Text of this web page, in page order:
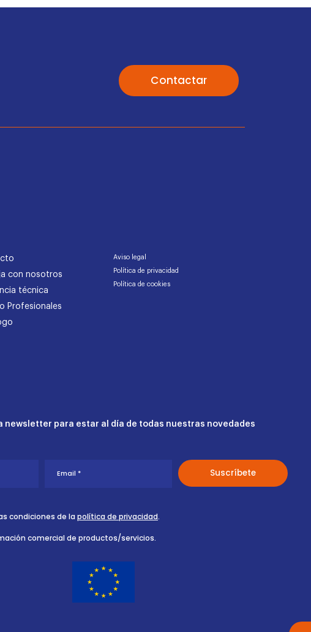
Contactar
con nosotros
técnica
Profesionales
Aviso legal
Política de privacidad
Política de cookies
newsletter para estar al día de todas nuestras novedades
condiciones de la política de privacidad.
comercial de productos/servicios.